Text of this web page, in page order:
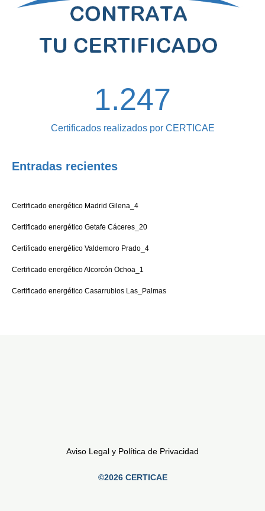
1.247
Certificados realizados por CERTICAE
Entradas recientes
Certificado energético Madrid Gilena_4
Certificado energético Getafe Cáceres_20
Certificado energético Valdemoro Prado_4
Certificado energético Alcorcón Ochoa_1
Certificado energético Casarrubios Las_Palmas
Aviso Legal y Política de Privacidad
©2026 CERTICAE